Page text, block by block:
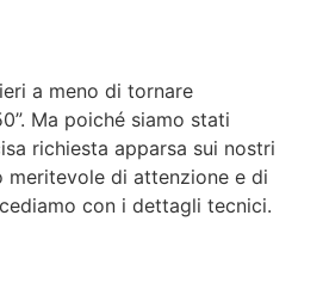
a meno di tornare
Ma poiché siamo stati
richiesta apparsa sui nostri
meritevole di attenzione e di
con i dettagli tecnici.